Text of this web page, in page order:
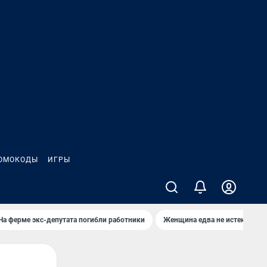
ИГРЫ
ферме экс-депутата погибли работники Женщина едва не истекла